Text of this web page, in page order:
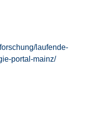
laufende-
portal-mainz/